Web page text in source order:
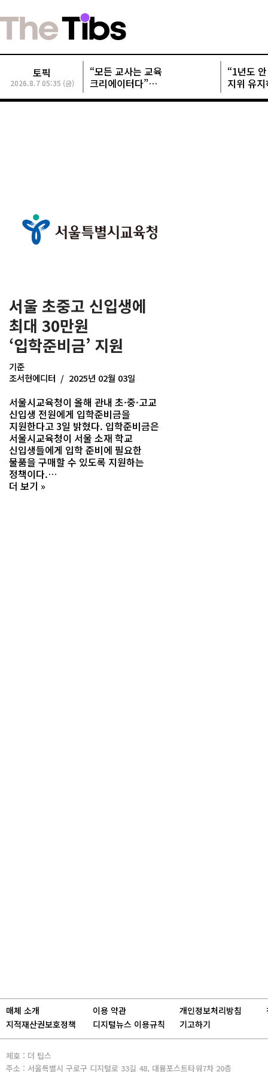
토픽
2026.8.7 05:35 (금)
“모든 교사는 교육
크리에이터다”
“1년도
지위 유
서울 초중고 신입생에
최대 30만원
‘입학준비금’ 지원
기준
조서현에디터
2025년 02월 03일
서울시교육청이 올해 관내 초·중·고교
신입생 전원에게 입학준비금을
지원한다고 3일 밝혔다. 입학준비금은
서울시교육청이 서울 소재 학교
신입생들에게 입학 준비에 필요한
물품을 구매할 수 있도록 지원하는
정책이다.…
더 보기 »
매체 소개 이용 약관 개인정보처리방침
지적재산권보호정책
디지털뉴스 이용규칙 기고하기
제호 : 더 팁스
주소 : 서울특별시 구로구 디지털로 33길 48, 대륭포스트타워7차 20층